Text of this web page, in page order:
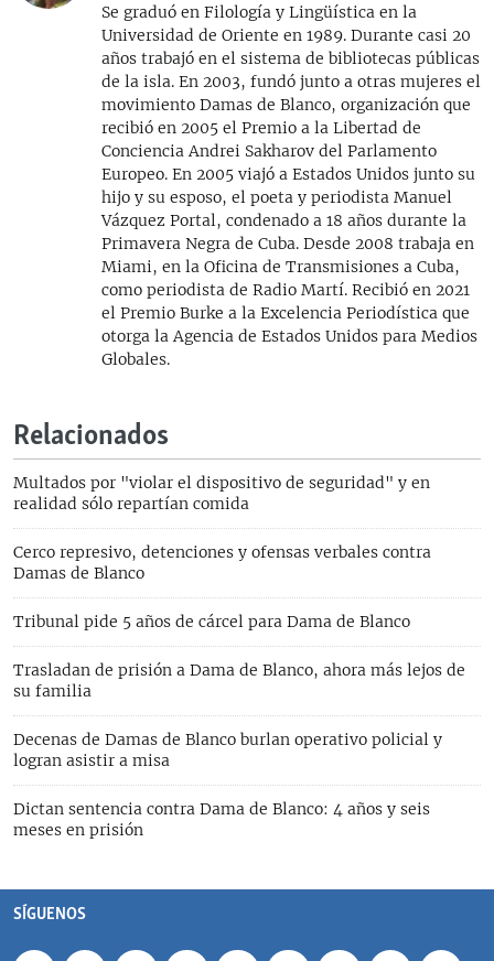
Se graduó en Filología y Lingüística en la
Universidad de Oriente en 1989. Durante casi 20
años trabajó en el sistema de bibliotecas públicas
de la isla. En 2003, fundó junto a otras mujeres el
movimiento Damas de Blanco, organización que
recibió en 2005 el Premio a la Libertad de
Conciencia Andrei Sakharov del Parlamento
Europeo. En 2005 viajó a Estados Unidos junto su
hijo y su esposo, el poeta y periodista Manuel
Vázquez Portal, condenado a 18 años durante la
Primavera Negra de Cuba. Desde 2008 trabaja en
Miami, en la Oficina de Transmisiones a Cuba,
como periodista de Radio Martí. Recibió en 2021
el Premio Burke a la Excelencia Periodística que
otorga la Agencia de Estados Unidos para Medios
Globales.
Relacionados
Multados por "violar el dispositivo de seguridad" y en
realidad sólo repartían comida
Cerco represivo, detenciones y ofensas verbales contra
Damas de Blanco
Tribunal pide 5 años de cárcel para Dama de Blanco
Trasladan de prisión a Dama de Blanco, ahora más lejos de
su familia
Decenas de Damas de Blanco burlan operativo policial y
logran asistir a misa
Dictan sentencia contra Dama de Blanco: 4 años y seis
meses en prisión
SÍGUENOS